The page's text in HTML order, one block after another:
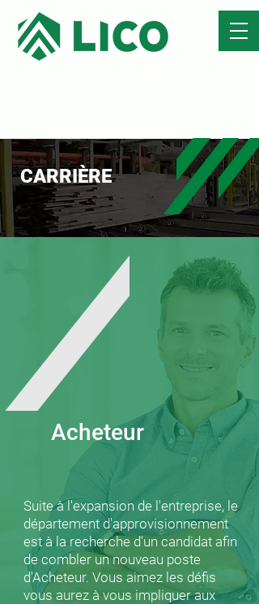
CARRIÈRE
Acheteur
Suite à l'expansion de l'entreprise, le
département d'approvisionnement
est à la recherche d'un candidat afin
de combler un nouveau poste
d'Acheteur. Vous aimez les défis
vous aurez à vous impliquer aux